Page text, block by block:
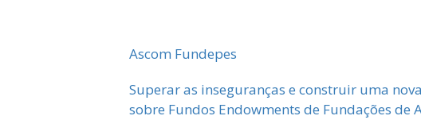
Ascom Fundepes
Superar as inseguranças e construir uma
sobre Fundos Endowments de Fundações